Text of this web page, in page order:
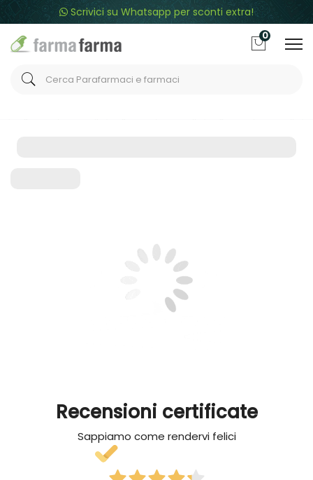
Scrivici su Whatsapp per sconti extra!
0
Recensioni certificate
Sappiamo come rendervi felici